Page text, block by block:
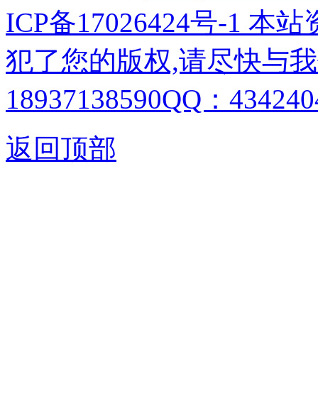
ICP备17026424号-1 本
犯了您的版权,请尽快与
18937138590QQ：
返回顶部